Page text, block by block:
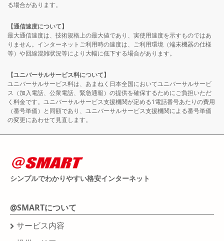
る場合があります。
【通信速度について】
最大通信速度は、技術規格上の最大値であり、実使用速度を示すものではあ
りません。インターネットご利用時の速度は、ご利用環境（端末機器の仕様
等）や回線混雑状況等により大幅に低下する場合があります。
【ユニバーサルサービス料について】
ユニバーサルサービス料は、あまねく日本全国においてユニバーサルサービ
ス（加入電話、公衆電話、緊急通報）の提供を確保するためにご負担いただ
く料金です。ユニバーサルサービス支援機関が定める1電話番号あたりの費用
（番号単価）と同額であり、ユニバーサルサービス支援機関による番号単価
の変更にあわせて見直します。
シンプルでわかりやすい格安インターネット
@SMARTについて
サービス内容